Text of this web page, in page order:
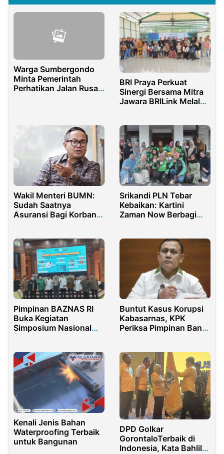
Warga Sumbergondo
Minta Pemerintah
Perhatikan Jalan Rusak
BRI Praya Perkuat
Sinergi Bersama Mitra
Jawara BRILink Melalui
Wakil Menteri BUMN:
Sudah Saatnya
Asuransi Bagi Korban
Srikandi PLN Tebar
Kebaikan: Kartini
Zaman Now Berbagi
Pimpinan BAZNAS RI
Buka Kegiatan
Simposium Nasional
Buntut Kasus Korupsi
Kabasarnas, KPK
Periksa Pimpinan Bank
Kenali Jenis Bahan
Waterproofing Terbaik
untuk Bangunan
DPD Golkar
GorontaloTerbaik di
Indonesia, Kata Bahlil